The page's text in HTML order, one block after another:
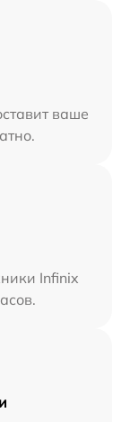
ваше
Infinix